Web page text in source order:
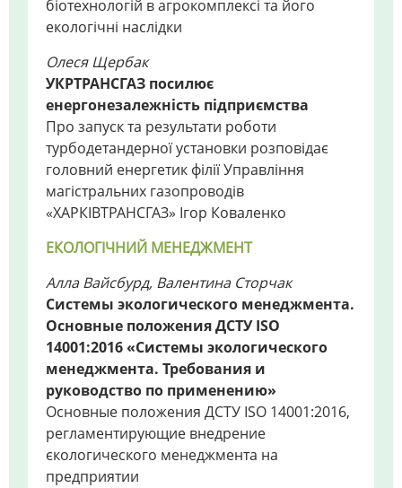
біотехнологій в агрокомплексі та його
екологічні наслідки
Олеся Щербак
УКРТРАНСГАЗ посилює
енергонезалежність підприємства
Про запуск та результати роботи
турбодетандерної установки розповідає
головний енергетик філії Управління
магістральних газопроводів
«ХАРКІВТРАНСГАЗ» Ігор Коваленко
ЕКОЛОГІЧНИЙ МЕНЕДЖМЕНТ
Алла Вайсбурд, Валентина Сторчак
Системы экологического менеджмента.
Основные положения ДСТУ ISO
14001:2016 «Системы экологического
менеджмента. Требования и
руководство по применению»
Основные положения ДСТУ ISO 14001:2016,
регламентирующие внедрение
єкологического менеджмента на
предприятии